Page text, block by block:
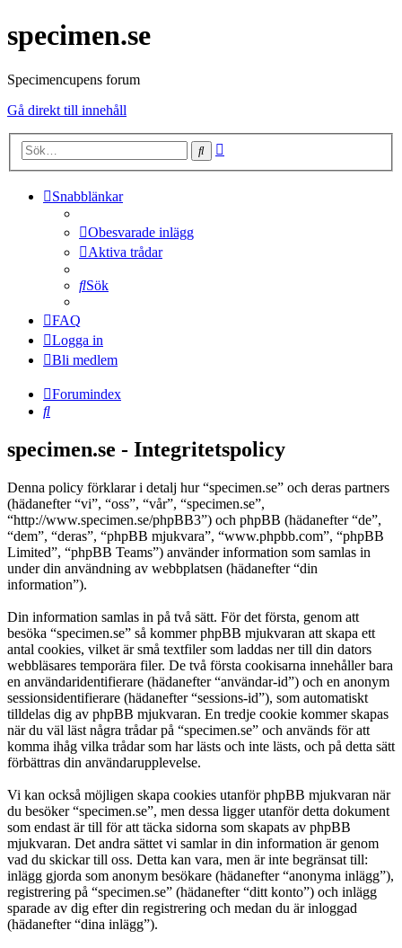
specimen.se
Specimencupens forum
Gå direkt till innehåll
Sök
Snabblänkar
Obesvarade inlägg
Aktiva trådar
Sök
FAQ
Logga in
Bli medlem
Forumindex
Sök
specimen.se - Integritetspolicy
Denna policy förklarar i detalj hur “specimen.se” och deras partners
(hädanefter “vi”, “oss”, “vår”, “specimen.se”,
“http://www.specimen.se/phpBB3”) och phpBB (hädanefter “de”,
“dem”, “deras”, “phpBB mjukvara”, “www.phpbb.com”, “phpBB
Limited”, “phpBB Teams”) använder information som samlas in
under din användning av webbplatsen (hädanefter “din
information”).
Din information samlas in på två sätt. För det första, genom att
besöka “specimen.se” så kommer phpBB mjukvaran att skapa ett
antal cookies, vilket är små textfiler som laddas ner till din dators
webbläsares temporära filer. De två första cookisarna innehåller bara
en användaridentifierare (hädanefter “användar-id”) och en anonym
sessionsidentifierare (hädanefter “sessions-id”), som automatiskt
tilldelas dig av phpBB mjukvaran. En tredje cookie kommer skapas
när du väl läst några trådar på “specimen.se” och används för att
komma ihåg vilka trådar som har lästs och inte lästs, och på detta sätt
förbättras din användarupplevelse.
Vi kan också möjligen skapa cookies utanför phpBB mjukvaran när
du besöker “specimen.se”, men dessa ligger utanför detta dokument
som endast är till för att täcka sidorna som skapats av phpBB
mjukvaran. Det andra sättet vi samlar in din information är genom
vad du skickar till oss. Detta kan vara, men är inte begränsat till:
inlägg gjorda som anonym besökare (hädanefter “anonyma inlägg”),
registrering på “specimen.se” (hädanefter “ditt konto”) och inlägg
sparade av dig efter din registrering och medan du är inloggad
(hädanefter “dina inlägg”).